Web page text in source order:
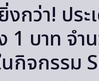
กว่า! ปร
1 บาท จำ
กิจกรรม